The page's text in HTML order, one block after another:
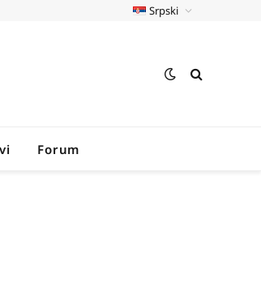
Srpski
Forum